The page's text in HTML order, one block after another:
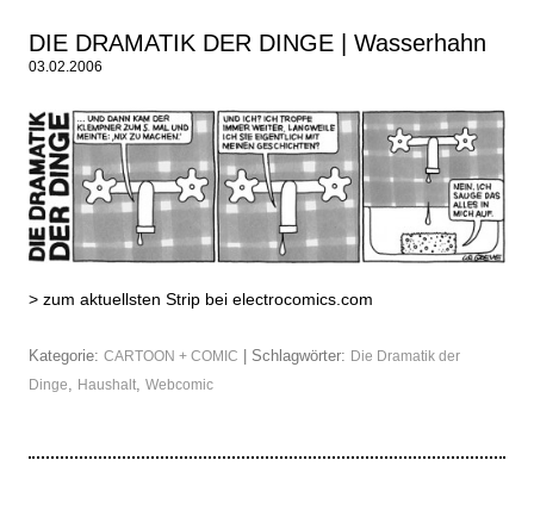
DIE DRAMATIK DER DINGE | Wasserhahn
03.02.2006
> zum aktuellsten Strip bei electrocomics.com
Kategorie: CARTOON + COMIC | Schlagwörter: Die Dramatik der
Dinge
Haushalt Webcomic